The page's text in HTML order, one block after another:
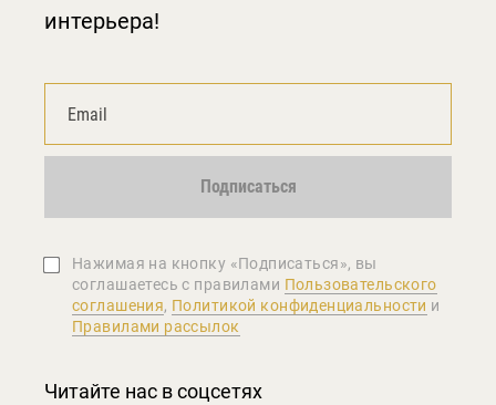
интерьера!
Подписаться
Нажимая на кнопку «Подписаться», вы
соглашаетеcь с правилами Пользовательского
соглашения, Политикой конфиденциальности и
Правилами рассылок
Читайте нас в соцсетях